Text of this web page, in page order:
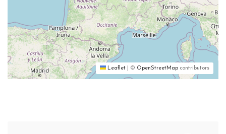
Leaflet © OpenStreetMap contributors